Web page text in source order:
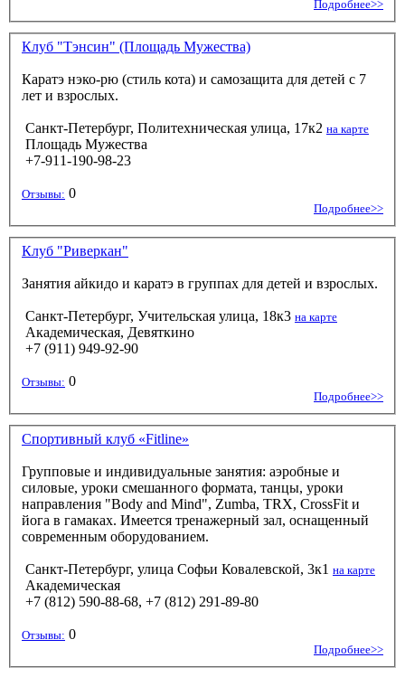
Подробнее>>
Клуб "Тэнсин" (Площадь Мужества)
Каратэ нэко-рю (стиль кота) и самозащита для детей с 7
лет и взрослых.
Санкт-Петербург, Политехническая улица, 17к2 на карте
Площадь Мужества
+7-911-190-98-23
Отзывы: 0
Подробнее>>
Клуб "Риверкан"
Занятия айкидо и каратэ в группах для детей и взрослых.
Санкт-Петербург, Учительская улица, 18к3 на карте
Академическая, Девяткино
+7 (911) 949-92-90
Отзывы: 0
Подробнее>>
Спортивный клуб «Fitline»
Групповые и индивидуальные занятия: аэробные и
силовые, уроки смешанного формата, танцы, уроки
направления "Body and Mind", Zumba, TRX, CrossFit и
йога в гамаках. Имеется тренажерный зал, оснащенный
современным оборудованием.
Санкт-Петербург, улица Софьи Ковалевской, 3к1 на карте
Академическая
+7 (812) 590-88-68, +7 (812) 291-89-80
Отзывы: 0
Подробнее>>